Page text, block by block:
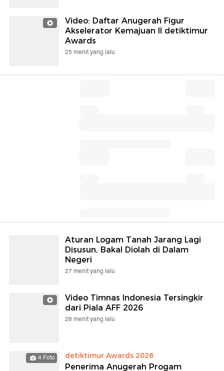
Video: Daftar Anugerah Figur
Akselerator Kemajuan II detiktimur
Awards
25 menit yang lalu
Aturan Logam Tanah Jarang Lagi
Disusun, Bakal Diolah di Dalam
Negeri
27 menit yang lalu
Video Timnas Indonesia Tersingkir
dari Piala AFF 2026
28 menit yang lalu
4 Foto detiktimur Awards 2026
Penerima Anugerah Progam